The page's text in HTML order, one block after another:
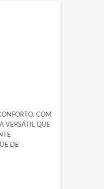
COM
VERSÁTIL QUE
DE